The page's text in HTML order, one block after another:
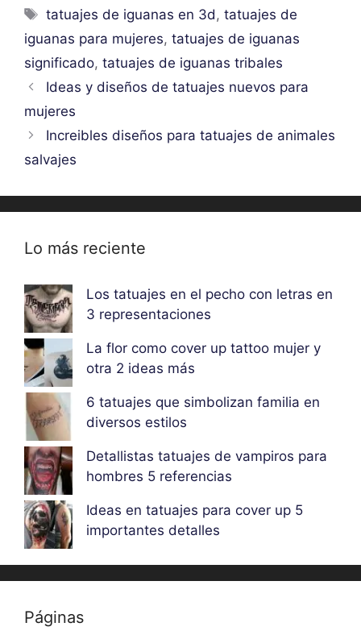
Etiquetas
tatuajes de iguanas en 3d,tatuajes de
iguanas para mujeres, tatuajes de iguanas
significado, tatuajes de iguanas tribales
Ideas y diseños de tatuajes nuevos para
mujeres
Increibles diseños para tatuajes de animales
salvajes
Lo más reciente
Los tatuajes en el pecho con letras en
3 representaciones
La flor como cover up tattoo mujer y
otra 2 ideas más
6 tatuajes que simbolizan familia en
diversos estilos
Detallistas tatuajes de vampiros para
hombres 5 referencias
Ideas en tatuajes para cover up 5
importantes detalles
Páginas